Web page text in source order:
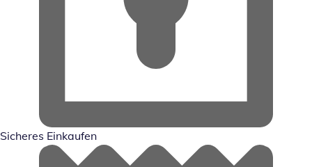
Sicheres Einkaufen